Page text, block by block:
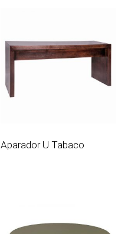
Aparador U Tabaco